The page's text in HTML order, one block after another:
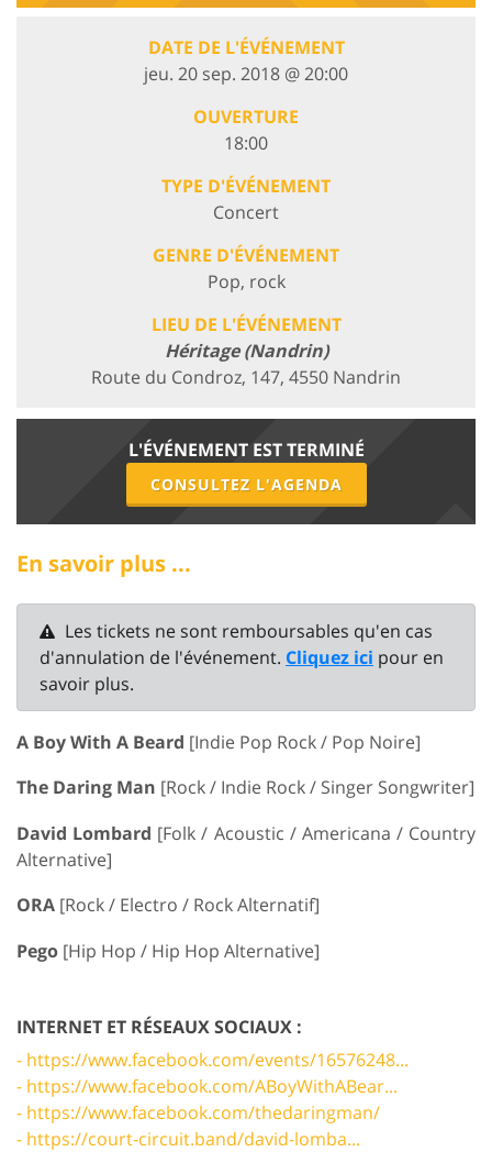
DATE DE L'ÉVÉNEMENT
jeu. 20 sep. 2018 @ 20:00
OUVERTURE
18:00
TYPE D'ÉVÉNEMENT
Concert
GENRE D'ÉVÉNEMENT
Pop, rock
LIEU DE L'ÉVÉNEMENT
Héritage (Nandrin)
Route du Condroz, 147, 4550 Nandrin
L'ÉVÉNEMENT EST TERMINÉ
CONSULTEZ L'AGENDA
En savoir plus ...
Les tickets ne sont remboursables qu'en cas
d'annulation de l'événement. Cliquez ici pour en
savoir plus.
A Boy With A Beard [Indie Pop Rock / Pop Noire]
The Daring Man [Rock / Indie Rock / Singer Songwriter]
David Lombard [Folk / Acoustic / Americana / Country
Alternative]
ORA [Rock / Electro / Rock Alternatif]
Pego [Hip Hop / Hip Hop Alternative]
INTERNET ET RÉSEAUX SOCIAUX :
- https://www.facebook.com/events/16576248...
- https://www.facebook.com/ABoyWithABear...
- https://www.facebook.com/thedaringman/
- https://court-circuit.band/david-lomba...